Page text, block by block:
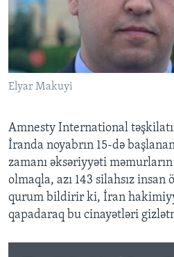
BIZI IZLƏYIN
Elyar Makuyi
Amnesty International
İranda noyabrın 15-də
zamanı əksəriyyəti məmurların
olmaqla, azı 143 silahsız
qurum bildirir ki, İran
qapadaraq bu cinayətləri